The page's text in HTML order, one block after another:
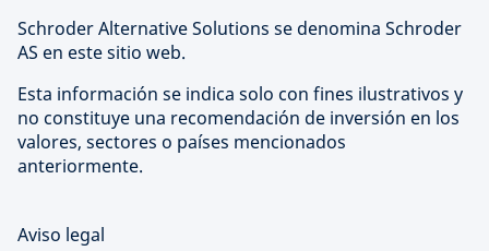
Schroder Alternative Solutions se denomina Schroder
AS en este sitio web.
Esta información se indica solo con fines ilustrativos y
no constituye una recomendación de inversión en los
valores, sectores o países mencionados
anteriormente.
Aviso legal